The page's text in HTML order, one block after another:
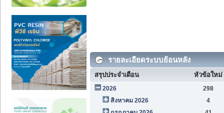
รายละเอียดระบบย้อนหลัง
สรุปประจำเดือน หัวข้อใหม่
2026
298
สิงหาคม 2026
4